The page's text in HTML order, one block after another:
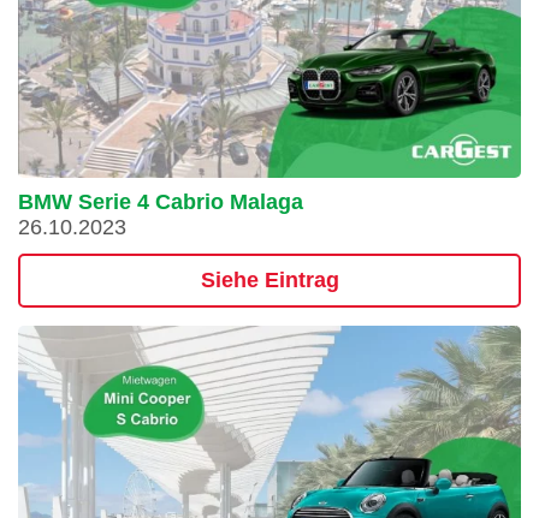
BMW Serie 4 Cabrio Malaga
26.10.2023
Siehe Eintrag